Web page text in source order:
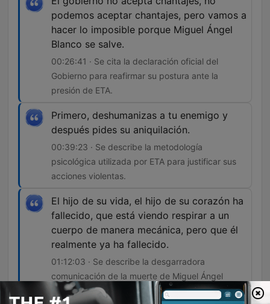
podemos aceptar chantajes, pero vamos a
hacer lo imposible porque Miguel Ángel
Blanco se salve.
00:26:41 · Se cita la declaración oficial del
Gobierno para reafirmar su postura ante la
presión de ETA.
Primero, deshumanizas a tu enemigo y
después pides su aniquilación.
00:39:23 · Se describe la metodología
psicológica utilizada por ETA para justificar sus
acciones violentas.
El hijo de su vida, el hijo de su corazón ha
fallecido, que está viendo respirar a un
cuerpo de manera mecánica, pero que él
realmente ya ha fallecido.
01:12:03 · Se describe la desgarradora
comunicación de la muerte de Miguel Ángel
Blanco a sus padres.